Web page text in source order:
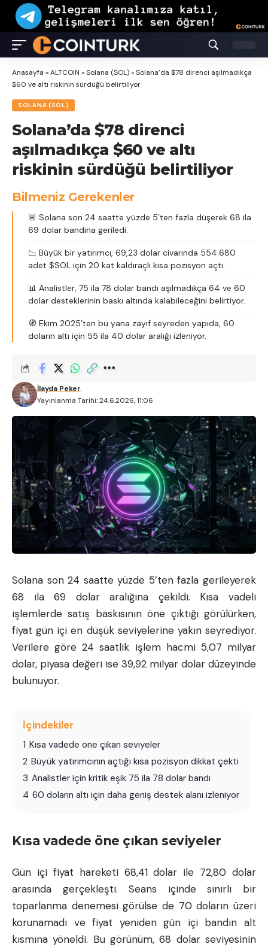
Anasayfa »ALTCOIN »Solana (SOL)»Solana’da $78 direnci aşılmadıkça
$60 ve altı riskinin sürdüğü belirtiliyor
SOLANA (SOL)
Solana’da $78 direnci
aşılmadıkça $60 ve altı
riskinin sürdüğü belirtiliyor
Bilmeniz Gerekenler
🚨 Solana son 24 saatte yüzde 5’ten fazla düşerek 68 ila
69 dolar bandına geriledi.
📉 Büyük bir yatırımcı, 69,23 dolar civarında 554.680
adet $SOL için 20 kat kaldıraçlı kısa pozisyon açtı.
📊 Analistler, 75 ila 78 dolar bandı aşılmadıkça 64 ve 60
dolar desteklerinin baskı altında kalabileceğini belirtiyor.
🧭 Ekim 2025’ten bu yana zayıf seyreden yapıda, 60
doların altı için 55 ila 40 dolar aralığı izleniyor.
Yayınlanma Tarihi: 24.6.2026, 11:06
İlayda Peker
Solana son 24 saatte yüzde 5’ten fazla gerileyerek
68 ila 69 dolar aralığına çekildi. Kısa vadeli
işlemlerde satış baskısının öne çıktığı görülürken,
fiyat gün içi en düşük seviyelerine yakın seyrediyor.
Verilere göre 24 saatlik işlem hacmi 5,07 milyar
dolar, piyasa değeri ise 39,92 milyar dolar düzeyinde
bulunuyor.
İçindekiler
1 Kısa vadede öne çıkan seviyeler
2 Büyük yatırımcının açtığı kısa pozisyon dikkat çekti
3 Analistler için kritik eşik 75 ila 78 dolar bandı
4 60 doların altı için daha geniş destek alanı izleniyor
Kısa vadede öne çıkan seviyeler
Gün içi fiyat hareketi 68,41 dolar ile 72,80 dolar
arasında gerçekleşti. Seans içinde sınırlı bir
toparlanma denemesi görülse de 70 doların üzeri
korunamadı ve fiyat yeniden gün içi bandın alt
kısmına yöneldi. Bu görünüm, 68 dolar seviyesinin